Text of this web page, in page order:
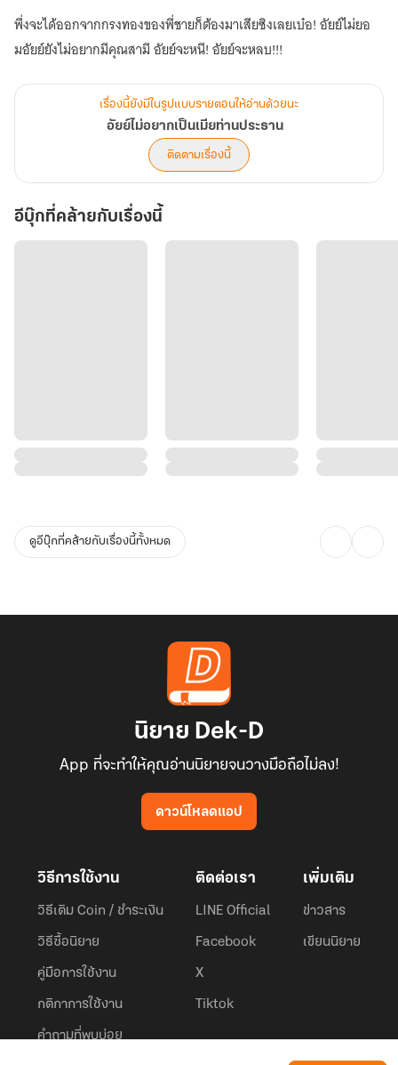
เมีย
ท่าน
ประธาน
พึ่งจะได้ออกจากกรงทองของพี่ชายก็ต้องมาเสียซิงเลยเบ๋อ! อัยย์ไม่ยอ
มอัยย์ยังไม่อยากมีคุณสามี อัยย์จะหนี! อัยย์จะหลบ!!!
เรื่องนี้ยังมีในรูปแบบรายตอนให้อ่านด้วยนะ
อัยย์ไม่อยากเป็นเมียท่านประธาน
ติดตามเรื่องนี้
อีบุ๊กที่คล้ายกับเรื่องนี้
ดูอีบุ๊กที่คล้ายกับเรื่องนี้ทั้งหมด
นิยาย Dek-D
App ที่จะทำให้คุณอ่านนิยายจนวางมือถือไม่ลง!
ดาวน์โหลดแอป
วิธีการใช้งาน
วิธีเติม Coin / ชำระเงิน
วิธีซื้อนิยาย
คู่มือการใช้งาน
กติกาการใช้งาน
คำถามที่พบบ่อย
ติดต่อเรา
LINE Official
Facebook
X
Tiktok
เพิ่มเติม
ข่าวสาร
เขียนนิยาย